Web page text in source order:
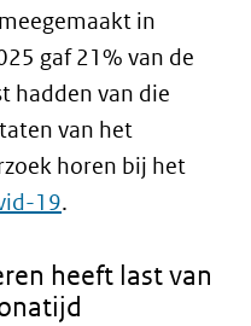
in
gaf 21% van de
hadden van die
van het
horen bij het
19.
heeft last van